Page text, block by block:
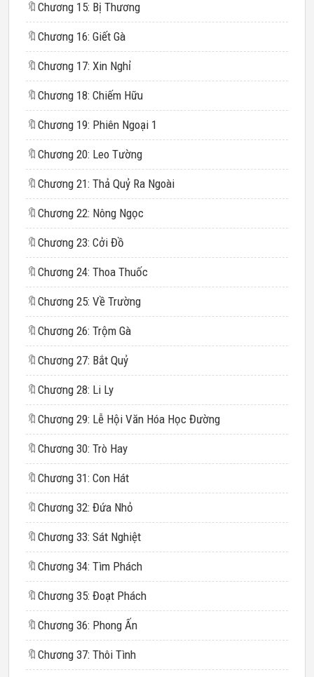
🔖 Chương 15: Bị Thương
🔖 Chương 16: Giết Gà
🔖 Chương 17: Xin Nghỉ
🔖 Chương 18: Chiếm Hữu
🔖 Chương 19: Phiên Ngoại 1
🔖 Chương 20: Leo Tường
🔖 Chương 21: Thả Quỷ Ra Ngoài
🔖 Chương 22: Nông Ngọc
🔖 Chương 23: Cởi Đồ
🔖 Chương 24: Thoa Thuốc
🔖 Chương 25: Về Trường
🔖 Chương 26: Trộm Gà
🔖 Chương 27: Bắt Quỷ
🔖 Chương 28: Li Ly
🔖 Chương 29: Lễ Hội Văn Hóa Học Đường
🔖 Chương 30: Trò Hay
🔖 Chương 31: Con Hát
🔖 Chương 32: Đứa Nhỏ
🔖 Chương 33: Sát Nghiệt
🔖 Chương 34: Tìm Phách
🔖 Chương 35: Đoạt Phách
🔖 Chương 36: Phong Ấn
🔖 Chương 37: Thôi Tình